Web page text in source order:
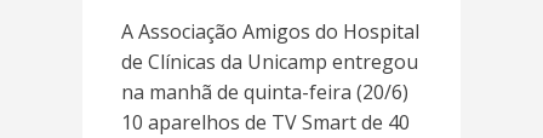
A Associação Amigos do Hospital
de Clínicas da Unicamp entregou
na manhã de quinta-feira (20/6)
10 aparelhos de TV Smart de 40